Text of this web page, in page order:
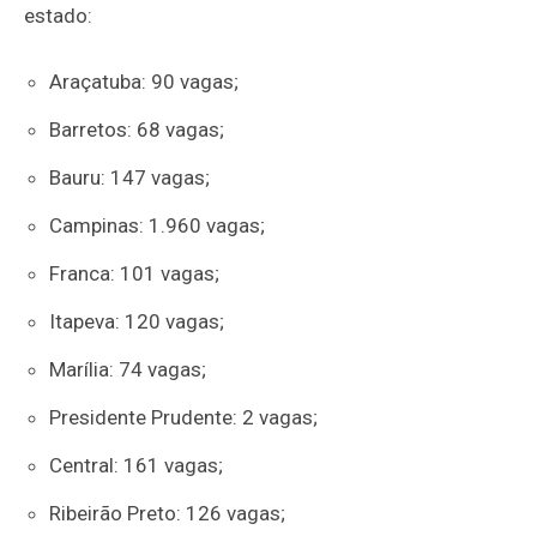
estado:
Araçatuba: 90 vagas;
Barretos: 68 vagas;
Bauru: 147 vagas;
Campinas: 1.960 vagas;
Franca: 101 vagas;
Itapeva: 120 vagas;
Marília: 74 vagas;
Presidente Prudente: 2 vagas;
Central: 161 vagas;
Ribeirão Preto: 126 vagas;